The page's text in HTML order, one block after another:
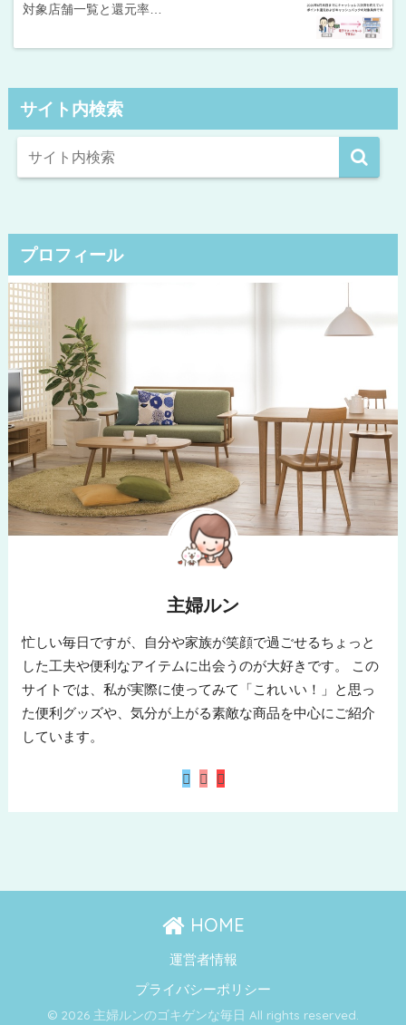
対象店舗一覧と還元率…
サイト内検索
プロフィール
主婦ルン
忙しい毎日ですが、自分や家族が笑顔で過ごせるちょっと
した工夫や便利なアイテムに出会うのが大好きです。 この
サイトでは、私が実際に使ってみて「これいい！」と思っ
た便利グッズや、気分が上がる素敵な商品を中心にご紹介
しています。
HOME
運営者情報
プライバシーポリシー
© 2026 主婦ルンのゴキゲンな毎日 All rights reserved.